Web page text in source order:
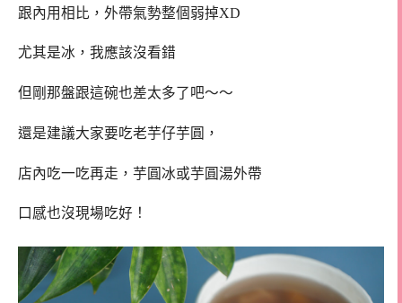
跟內用相比，外帶氣勢整個弱掉XD
尤其是冰，我應該沒看錯
但剛那盤跟這碗也差太多了吧～～
還是建議大家要吃老芋仔芋圓，
店內吃一吃再走，芋圓冰或芋圓湯外帶
口感也沒現場吃好！